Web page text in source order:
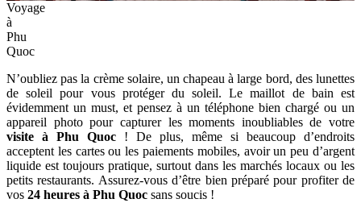
Voyage
à
Phu
Quoc
N’oubliez pas la crème solaire, un chapeau à large bord, des lunettes
de soleil pour vous protéger du soleil. Le maillot de bain est
évidemment un must, et pensez à un téléphone bien chargé ou un
appareil photo pour capturer les moments inoubliables de votre
visite à Phu Quoc ! De plus, même si beaucoup d’endroits
acceptent les cartes ou les paiements mobiles, avoir un peu d’argent
liquide est toujours pratique, surtout dans les marchés locaux ou les
petits restaurants. Assurez-vous d’être bien préparé pour profiter de
vos 24 heures à Phu Quoc sans soucis !